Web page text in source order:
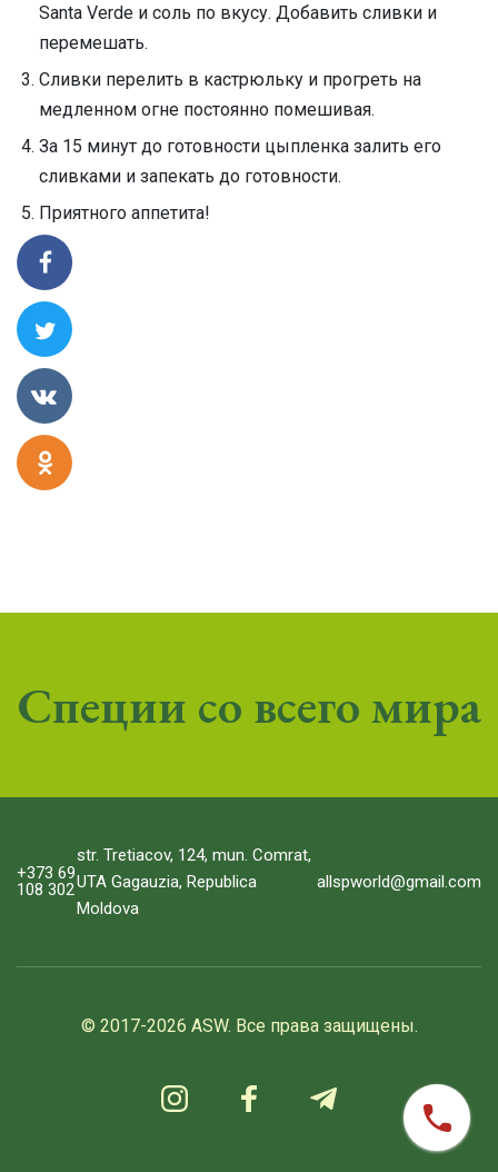
Santa Verde и соль по вкусу. Добавить сливки и
перемешать.
Сливки перелить в кастрюльку и прогреть на
медленном огне постоянно помешивая.
За 15 минут до готовности цыпленка залить его
сливками и запекать до готовности.
Приятного аппетита!
Специи со всего мира
+373 69
108 302
str. Tretiacov, 124, mun. Comrat,
UTA Gagauzia, Republica
Moldova
allspworld@gmail.com
© 2017-2026 ASW. Все права защищены.